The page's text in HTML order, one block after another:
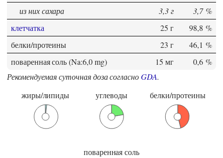
из них сахара
3,3 г
3,7 %
клетчатка
25 г
98,8 %
белки/протеины
23 г
46,1 %
поваренная соль (Na:6,0 mg)
15 мг
0,6 %
Рекомендуемая суточная доза согласноGDA.
жиры/липиды
углеводы белки/протеины
поваренная соль